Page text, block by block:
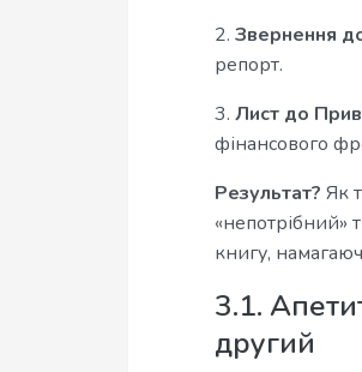
2. Звернення
репорт.
3. Лист до
фінансового
Результат? Як
«непотрібний»
книгу,
3.1.
другий